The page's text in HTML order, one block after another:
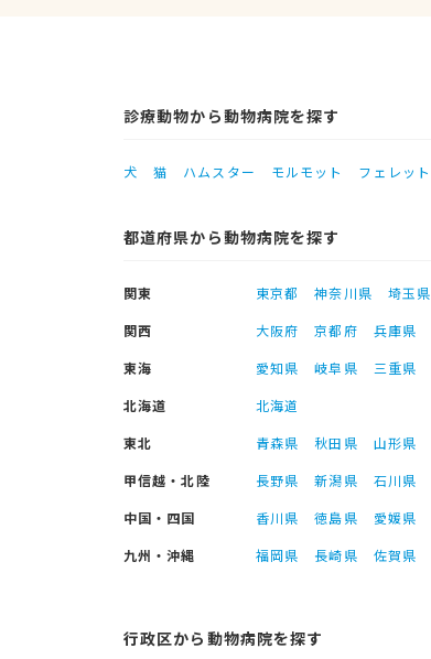
診療動物から動物病院を探す
犬 猫 ハムスター モルモット フェレット
都道府県から動物病院を探す
関東 東京都 神奈川県 埼玉県
関西
大阪府 京都府 兵庫県
東海
愛知県 岐阜県 三重県
北海道
北海道
東北
青森県 秋田県 山形県
甲信越・北陸
長野県 新潟県 石川県
中国・四国
香川県 徳島県 愛媛県
九州・沖縄
福岡県 長崎県 佐賀県
行政区から動物病院を探す